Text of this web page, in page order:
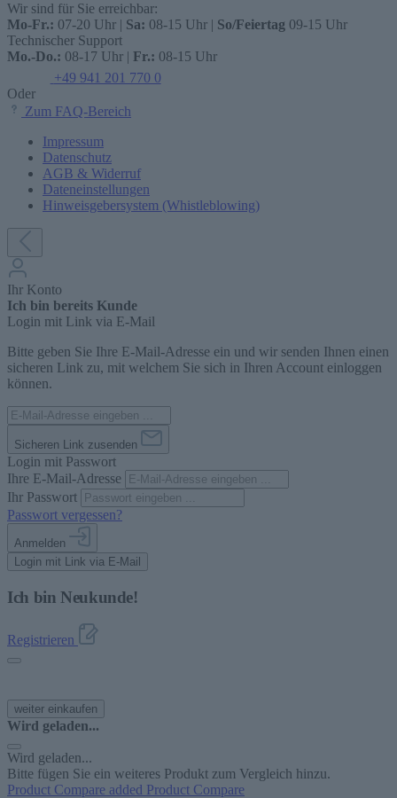
Wir sind für Sie erreichbar:
Mo-Fr.: 07-20 Uhr | Sa: 08-15 Uhr | So/Feiertag 09-15 Uhr
Technischer Support
Mo.-Do.: 08-17 Uhr | Fr.: 08-15 Uhr
+49 941 201 770 0
Oder
Zum FAQ-Bereich
Impressum
Datenschutz
AGB & Widerruf
Dateneinstellungen
Hinweisgebersystem (Whistleblowing)
Ihr Konto
Ich bin bereits Kunde
Login mit Link via E-Mail
Bitte geben Sie Ihre E-Mail-Adresse ein und wir senden Ihnen einen
sicheren Link zu, mit welchem Sie sich in Ihren Account einloggen
können.
Sicheren Link zusenden
Login mit Passwort
Ihre E-Mail-Adresse
Ihr Passwort
Passwort vergessen?
Anmelden
Login mit Link via E-Mail
Ich bin Neukunde!
Registrieren
weiter einkaufen
Wird geladen...
Wird geladen...
Bitte fügen Sie ein weiteres Produkt zum Vergleich hinzu.
Product Compare added Product Compare